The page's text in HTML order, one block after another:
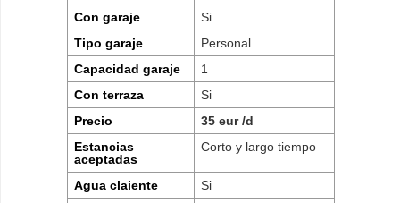
Con garaje
Si
Tipo garaje
Personal
Capacidad garaje
1
Con terraza
Si
Precio
35 eur /d
Estancias
aceptadas
Corto y largo tiempo
Agua claiente
Si